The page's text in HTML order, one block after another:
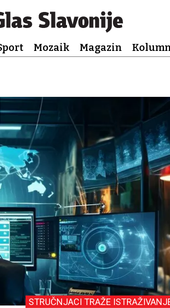
Mozaik Magazin
STRUČNJACI TRAŽE